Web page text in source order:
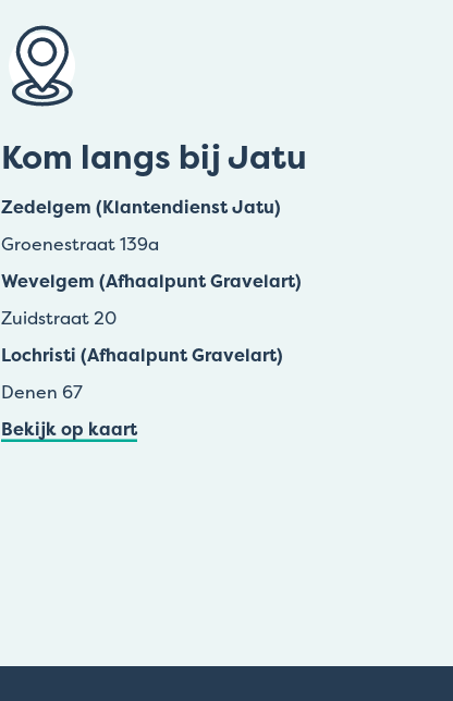
Kom langs bij Jatu
Zedelgem (Klantendienst Jatu)
Groenestraat 139a
Wevelgem (Afhaalpunt Gravelart)
Zuidstraat 20
Lochristi (Afhaalpunt Gravelart)
Denen 67
Bekijk op kaart